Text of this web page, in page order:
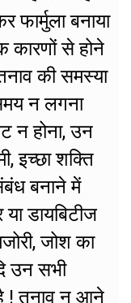
फार्मुला बनाया
कारणों से होने
की समस्या
न लगना
न होना, उन
इच्छा शक्ति
बनाने में
डायबिटीज
जोश का
उन सभी
! तनाव न आने